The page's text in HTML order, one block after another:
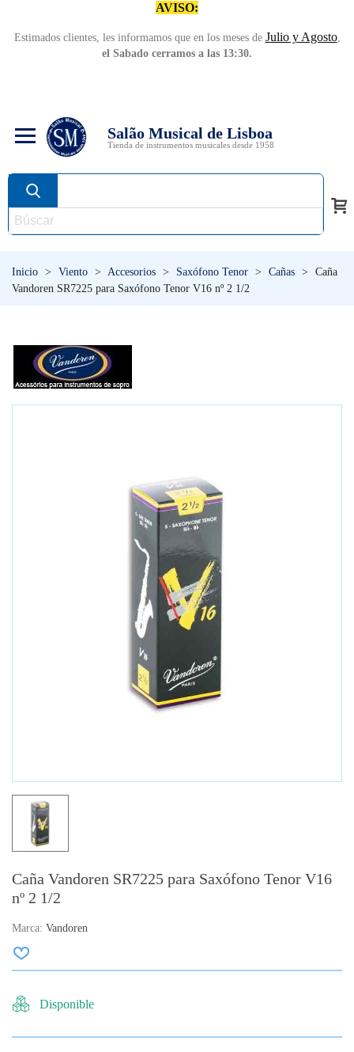
AVISO:
Estimados clientes, les informamos que en los meses de Julio y Agosto,
el Sabado cerramos a las 13:30.
Salão Musical de Lisboa
Tienda de instrumentos musicales desde 1958
Inicio > Viento > Accesorios > Saxófono Tenor > Cañas >
Caña
Vandoren SR7225 para Saxófono Tenor V16 nº 2 1/2
Caña Vandoren SR7225 para Saxófono Tenor V16
nº 2 1/2
Marca: Vandoren
Disponible